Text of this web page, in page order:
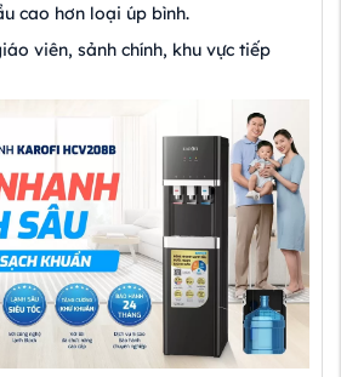
cao hơn loại úp bình.
viên, sảnh chính, khu vực tiếp